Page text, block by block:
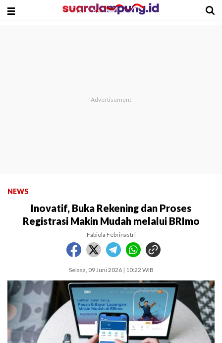
NEWS
Inovatif, Buka Rekening dan Proses
Registrasi Makin Mudah melalui BRImo
Fabiola Febrinastri
Selasa, 09 Juni 2026 | 10:22 WIB